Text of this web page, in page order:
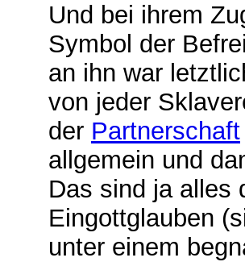
Und bei ihrem
Symbol der
an ihn war
von jeder
der Partnerschaft
allgemein und
Das sind ja alles
Eingottglauben
unter einem